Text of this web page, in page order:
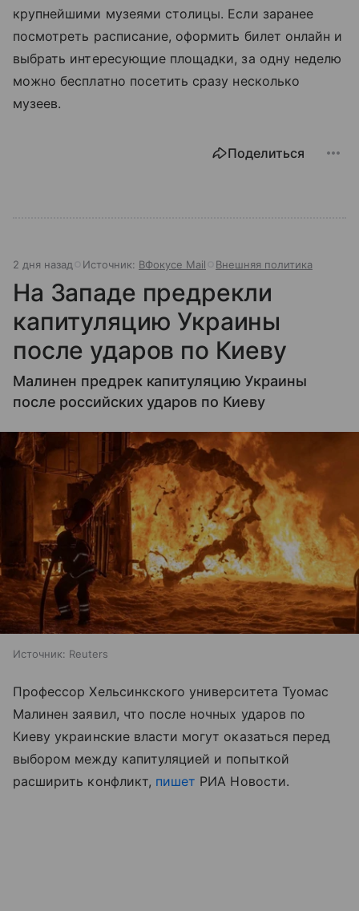
крупнейшими музеями столицы. Если заранее
посмотреть расписание, оформить билет онлайн и
выбрать интересующие площадки, за одну неделю
можно бесплатно посетить сразу несколько
музеев.
Поделиться
2 дня назад Источник: ВФокусе Mail Внешняя политика
На Западе предрекли
капитуляцию Украины
после ударов по Киеву
Малинен предрек капитуляцию Украины
после российских ударов по Киеву
Источник: Reuters
Профессор Хельсинкского университета Туомас
Малинен заявил, что после ночных ударов по
Киеву украинские власти могут оказаться перед
выбором между капитуляцией и попыткой
расширить конфликт, пишет РИА Новости.